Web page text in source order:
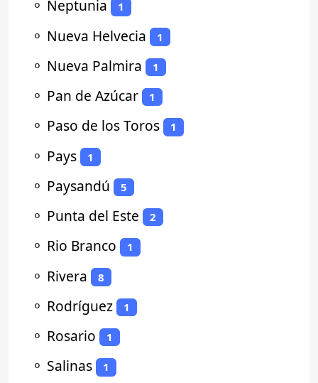
⚬ Neptunia 1
⚬ Nueva Helvecia 1
⚬ Nueva Palmira 1
⚬ Pan de Azúcar 1
⚬ Paso de los Toros 1
⚬ Pays 1
⚬ Paysandú 5
⚬ Punta del Este 2
⚬ Rio Branco 1
⚬ Rivera 8
⚬ Rodríguez 1
⚬ Rosario 1
⚬ Salinas 1